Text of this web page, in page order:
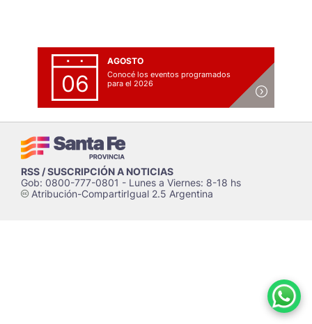
06
AGOSTO
Conocé los eventos programados
para el 2026
RSS / SUSCRIPCIÓN A NOTICIAS
Gob: 0800-777-0801 - Lunes a Viernes: 8-18 hs
cAtribución-CompartirIgual 2.5 Argentina